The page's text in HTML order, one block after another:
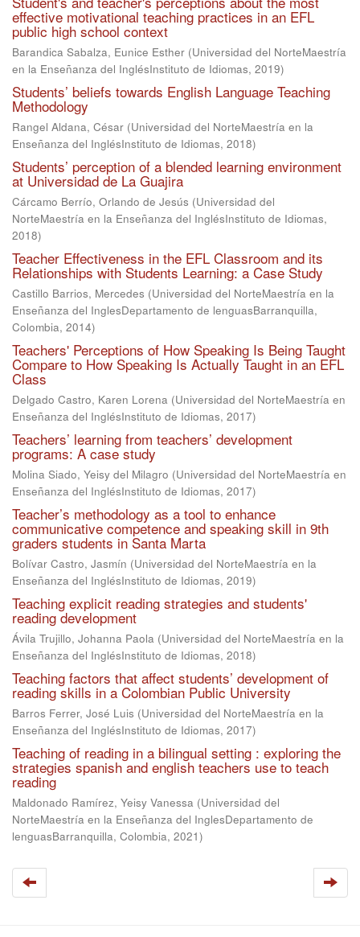
effective motivational teaching practices in an EFL
public high school context
Barandica Sabalza, Eunice Esther (Universidad del NorteMaestría
en la Enseñanza del InglésInstituto de Idiomas, 2019)
Students’ beliefs towards English Language Teaching
Methodology
Rangel Aldana, César (Universidad del NorteMaestría en la
Enseñanza del InglésInstituto de Idiomas, 2018)
Students’ perception of a blended learning environment
at Universidad de La Guajira
Cárcamo Berrío, Orlando de Jesús (Universidad del
NorteMaestría en la Enseñanza del InglésInstituto de Idiomas,
2018)
Teacher Effectiveness in the EFL Classroom and its
Relationships with Students Learning: a Case Study
Castillo Barrios, Mercedes (Universidad del NorteMaestría en la
Enseñanza del InglesDepartamento de lenguasBarranquilla,
Colombia, 2014)
Teachers' Perceptions of How Speaking Is Being Taught
Compare to How Speaking Is Actually Taught in an EFL
Class
Delgado Castro, Karen Lorena (Universidad del NorteMaestría en
Enseñanza del InglésInstituto de Idiomas, 2017)
Teachers’ learning from teachers’ development
programs: A case study
Molina Siado, Yeisy del Milagro (Universidad del NorteMaestría en
Enseñanza del InglésInstituto de Idiomas, 2017)
Teacher’s methodology as a tool to enhance
communicative competence and speaking skill in 9th
graders students in Santa Marta
Bolívar Castro, Jasmín (Universidad del NorteMaestría en la
Enseñanza del InglésInstituto de Idiomas, 2019)
Teaching explicit reading strategies and students'
reading development
Ávila Trujillo, Johanna Paola (Universidad del NorteMaestría en la
Enseñanza del InglésInstituto de Idiomas, 2018)
Teaching factors that affect students’ development of
reading skills in a Colombian Public University
Barros Ferrer, José Luis (Universidad del NorteMaestría en la
Enseñanza del InglésInstituto de Idiomas, 2017)
Teaching of reading in a bilingual setting : exploring the
strategies spanish and english teachers use to teach
reading
Maldonado Ramírez, Yeisy Vanessa (Universidad del
NorteMaestría en la Enseñanza del InglesDepartamento de
lenguasBarranquilla, Colombia, 2021)